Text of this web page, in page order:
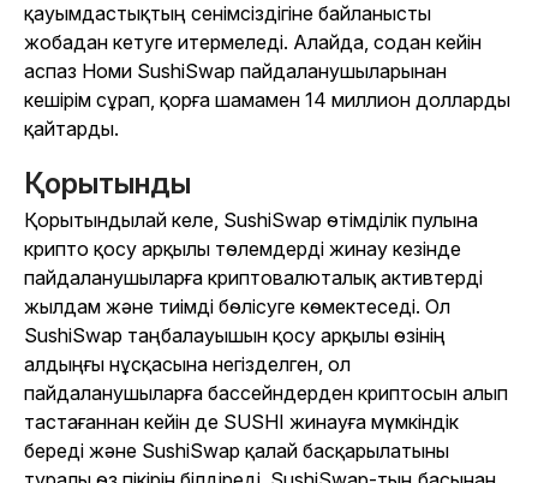
қауымдастықтың сенімсіздігіне байланысты
жобадан кетуге итермеледі. Алайда, содан кейін
аспаз Номи SushiSwap пайдаланушыларынан
кешірім сұрап, қорға шамамен 14 миллион долларды
қайтарды.
Қорытынды
Қорытындылай келе, SushiSwap өтімділік пулына
крипто қосу арқылы төлемдерді жинау кезінде
пайдаланушыларға криптовалюталық активтерді
жылдам және тиімді бөлісуге көмектеседі. Ол
SushiSwap таңбалауышын қосу арқылы өзінің
алдыңғы нұсқасына негізделген, ол
пайдаланушыларға бассейндерден криптосын алып
тастағаннан кейін де SUSHI жинауға мүмкіндік
береді және SushiSwap қалай басқарылатыны